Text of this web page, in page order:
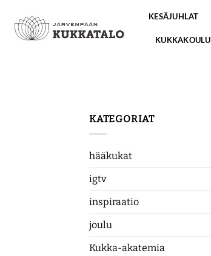
content
KESÄJUHLAT
KUKKAKOULU
KATEGORIAT
hääkukat
igtv
inspiraatio
joulu
Kukka-akatemia